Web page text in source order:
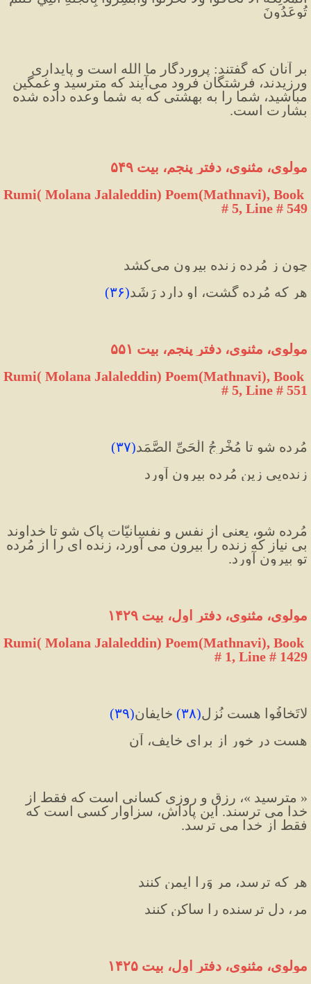
تُوعَدُونَ
بشارت است.
مولوی، مثنوی، دفتر پنجم، بیت ۵۴۹
Rumi( Molana Jalaleddin) Poem(Mathnavi), Book
# 5, Line # 549
چون ز مُرده زنده بیرون می‌کشد
هر که مُرده گشت، او دارد رَشَد(۳۶)
مولوی، مثنوی، دفتر پنجم، بیت ۵۵۱
Rumi( Molana Jalaleddin) Poem(Mathnavi), Book
# 5, Line # 551
مُرده شو تا مُخْرِجُ الْحَیِّ الصَّمَد(۳۷)
زنده‌يی زین مُرده بیرون آورد
تو بیرون آورد.
مولوی، مثنوی، دفتر اول، بیت ۱۴۲۹
Rumi( Molana Jalaleddin) Poem(Mathnavi), Book
# 1, Line # 1429
لاتَخافُوا هست نُزلِ(۳۸) خایِفان(۳۹)
هست در خور از برای خایف، آن
فقط از خدا می ترسد.
هر که ترسد، مر وَرا ایمن کنند
مر، دل ترسنده را ساکن کنند
مولوی، مثنوی، دفتر اول، بیت ۱۴۲۵